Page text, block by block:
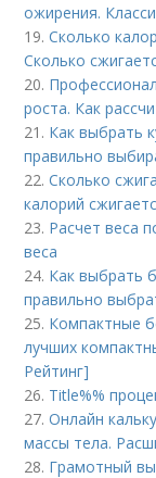
ожирения.
19.Сколько
Сколько
20.
роста. Как
21. Как выбрать
правильно
22.Сколько
калорий
23. Расчет веса
веса
24. Как выбрать
правильно
25. Компактные
лучших
Рейтинг]
26. Title%%
27.Онлайн
массы тела.
28. Грамотный